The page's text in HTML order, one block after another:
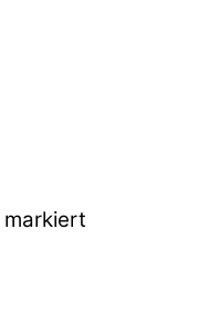
markiert